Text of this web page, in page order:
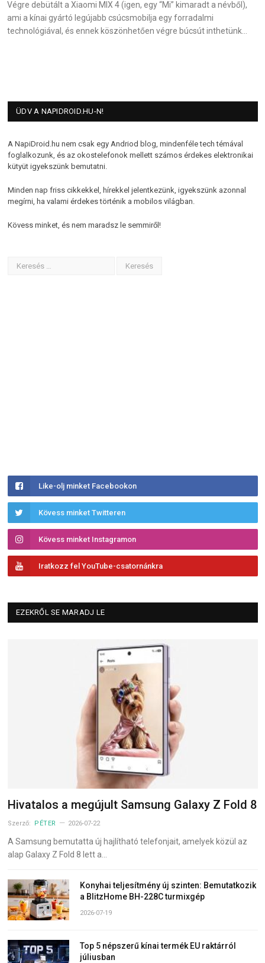
Végre debütált a Xiaomi MIX 4 (igen, egy “Mi” kimaradt a névből),
ami a kínai gyártó legújabb csúcsmobilja egy forradalmi
technológiával, és ennek köszönhetően végre búcsút inthetünk…
ÜDV A NAPIDROID.HU-N!
A NapiDroid.hu nem csak egy Andriod blog, mindenféle tech témával
foglalkozunk, és az okostelefonok mellett számos érdekes elektronikai
kütyüt igyekszünk bemutatni.
Minden nap friss cikkekkel, hírekkel jelentkezünk, igyekszünk azonnal
megírni, ha valami érdekes történik a mobilos világban.
Kövess minket, és nem maradsz le semmiről!
Like-olj minket Facebookon
Kövess minket Twitteren
Kövess minket Instagramon
Iratkozz fel YouTube-csatornánkra
EZEKRŐL SE MARADJ LE
Hivatalos a megújult Samsung Galaxy Z Fold 8
Szerző: PÉTER 2026-07-22
A Samsung bemutatta új hajlítható telefonjait, amelyek közül az
alap Galaxy Z Fold 8 lett a…
Konyhai teljesítmény új szinten: Bemutatkozik
a BlitzHome BH-228C turmixgép
2026-07-19
Top 5 népszerű kínai termék EU raktárról
júliusban